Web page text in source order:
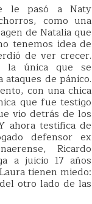
le pasó a Naty
como una
de Natalia que
tenemos idea de
de ver crecer.
la única que se
de pánico.
con una chica
que fue testigo
vio detrás de los
ahora testifica de
defensor ex
Ricardo
a juicio 17 años
tienen miedo:
otro lado de las